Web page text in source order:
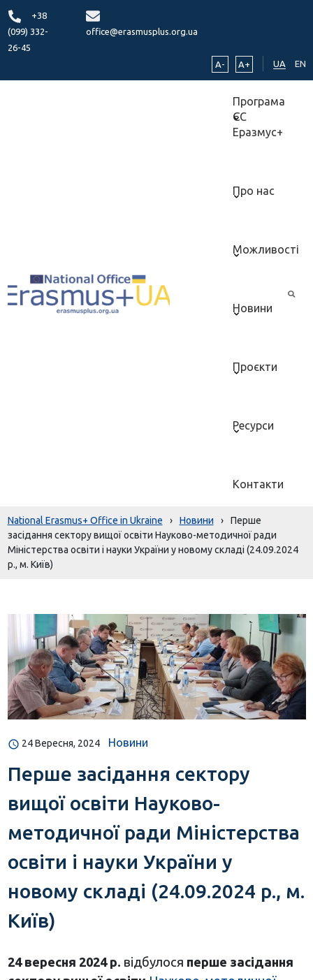
+38
(099) 332-
26-45
office@erasmusplus.org.ua
A- A+ UA EN
Програма
ЄС
Еразмус+
Про нас
Можливості
Новини
Проєкти
Ресурси
Контакти
National Erasmus+ Office in Ukraine › Новини ›
Перше
засідання сектору вищої освіти Науково-методичної ради
Міністерства освіти і науки України у новому складі (24.09.2024
р., м. Київ)
24 Вересня, 2024 Новини
Перше засідання сектору
вищої освіти Науково-
методичної ради Міністерства
освіти і науки України у
новому складі (24.09.2024 р., м.
Київ)
24 вересня 2024 р. відбулося перше засідання